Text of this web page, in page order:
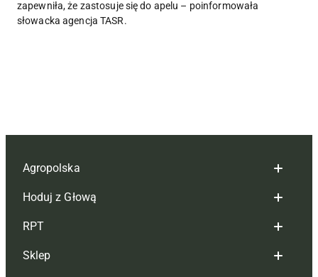
zapewniła, że zastosuje się do apelu – poinformowała
słowacka agencja TASR.
Agropolska
Redakcja
Reklama
Tagi
Hoduj z Głową
Hoduj z głową bydło
Hoduj z głową świnie
RPT
Redakcja
Sklep